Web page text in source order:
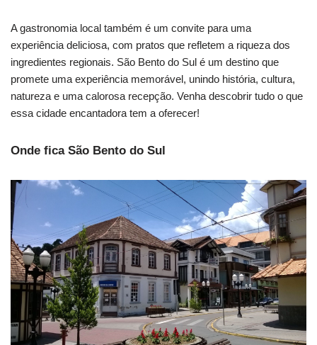
A gastronomia local também é um convite para uma
experiência deliciosa, com pratos que refletem a riqueza dos
ingredientes regionais. São Bento do Sul é um destino que
promete uma experiência memorável, unindo história, cultura,
natureza e uma calorosa recepção. Venha descobrir tudo o que
essa cidade encantadora tem a oferecer!
Onde fica São Bento do Sul